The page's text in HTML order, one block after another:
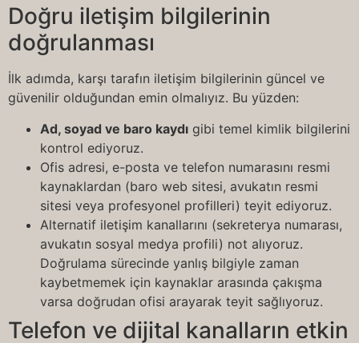
Doğru iletişim bilgilerinin
doğrulanması
İlk adımda, karşı tarafın iletişim bilgilerinin güncel ve
güvenilir olduğundan emin olmalıyız. Bu yüzden:
Ad, soyad ve baro kaydı gibi temel kimlik bilgilerini
kontrol ediyoruz.
Ofis adresi, e-posta ve telefon numarasını resmi
kaynaklardan (baro web sitesi, avukatın resmi
sitesi veya profesyonel profilleri) teyit ediyoruz.
Alternatif iletişim kanallarını (sekreterya numarası,
avukatın sosyal medya profili) not alıyoruz.
Doğrulama sürecinde yanlış bilgiyle zaman
kaybetmemek için kaynaklar arasında çakışma
varsa doğrudan ofisi arayarak teyit sağlıyoruz.
Telefon ve dijital kanalların etkin